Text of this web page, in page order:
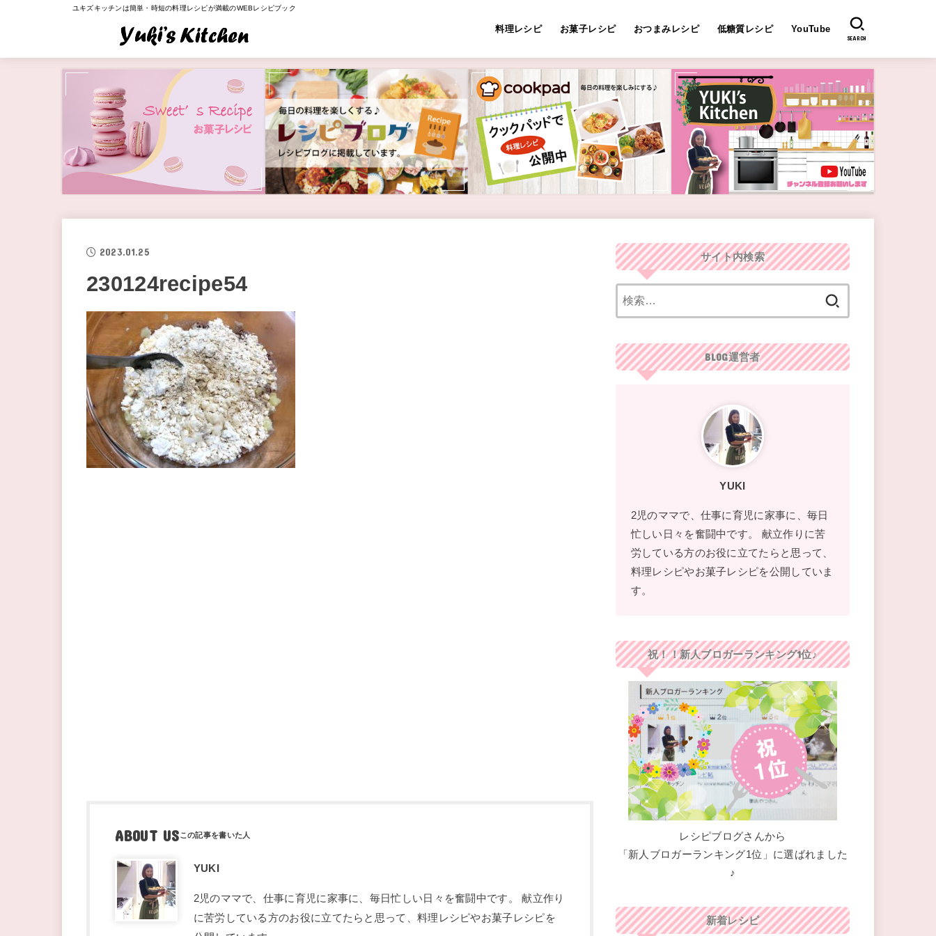
ユキズキッチンは簡単・時短の料理レシピが満載のWEBレシピブック
料理レシピ お菓子レシピ おつまみレシピ 低糖質レシピ YouTube
SEARCH
2023.01.25
230124recipe54
ABOUT US
YUKI
2児のママで、仕事に育児に家事に、毎日忙しい日々を奮闘中です。 献立作り
に苦労している方のお役に立てたらと思って、料理レシピやお菓子レシピを
サイト内検索
BLOG運営者
YUKI
2児のママで、仕事に育児に家事に、毎日
忙しい日々を奮闘中です。 献立作りに苦
労している方のお役に立てたらと思って、
料理レシピやお菓子レシピを公開していま
す。
祝！！新人ブロガーランキング1位♪
レシピブログさんから
「新人ブロガーランキング1位」に選ばれました
♪
新着レシピ